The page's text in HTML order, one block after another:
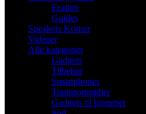
Feature
Guides
Speakers Korner
Videoer
Alle kategorier
Gadgets
Tilbehør
Smartphones
Transportmidler
Gadgets til hjemmet